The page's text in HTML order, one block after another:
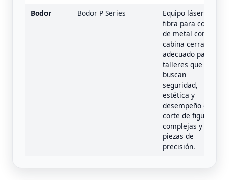
Bodor
Bodor P Series
Equipo láser de
fibra para corte
de metal con
cabina cerrada,
adecuado para
talleres que
buscan
seguridad,
estética y
desempeño en
corte de figuras
complejas y
piezas de
precisión.